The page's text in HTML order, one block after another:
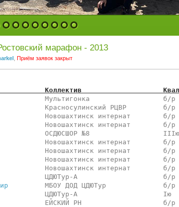
3 4 5 6 7 8 9 10
марафон - 2013
Приём заявок закрыт
Коллектив                    Квал
Мультигонка
Красносулинский РЦВР
Новошахтинск интернат
Новошахтинск интернат
ОСДЮСШОР №8
Новошахтинск интернат
Новошахтинск интернат
Новошахтинск интернат
Новошахтинск интернат
ЦДЮТур-А
МБОУ ДОД ЦДЮТур
ЦДЮТур-А
ЕЙСКИЙ РН